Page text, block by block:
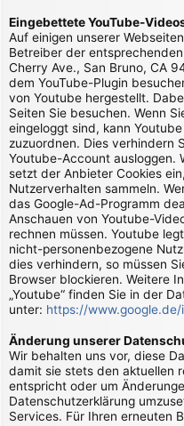
Eingebettete YouTube-
Auf einigen unserer
Betreiber der
Cherry Ave., San Bruno, CA
dem YouTube-Plugin
von Youtube hergestellt.
Seiten Sie besuchen. Wenn
eingeloggt sind, kann
zuzuordnen. Dies verhindern
Youtube-Account ausloggen.
setzt der Anbieter Cookies
Nutzerverhalten sammeln.
das Google-Ad-Programm
Anschauen von Youtube-
rechnen müssen. Youtube
nicht-personenbezogene
dies verhindern, so müssen
Browser blockieren. Weitere
„Youtube“ finden Sie in der
unter: https://
Änderung unserer
Wir behalten uns vor, diese
damit sie stets den aktuellen
entspricht oder um
Datenschutzerklärung
Services. Für Ihren erneuten